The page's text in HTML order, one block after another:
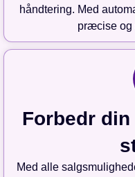
håndtering. Med
præcise og
Forbedr
Med alle